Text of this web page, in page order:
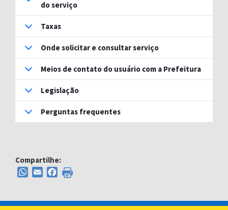
do serviço
Taxas
Onde solicitar e consultar serviço
Meios de contato do usuário com a Prefeitura
Legislação
Perguntas frequentes
Compartilhe:
WhatsApp
EmailFacebook